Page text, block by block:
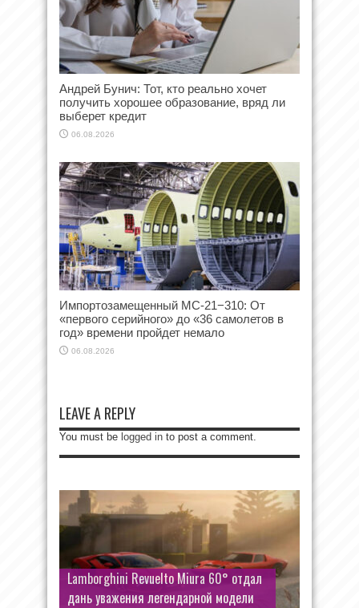
Андрей Бунич: Тот, кто реально хочет
получить хорошее образование, вряд ли
выберет кредит
06.08.2026
Импортозамещенный МС-21−310: От
«первого серийного» до «36 самолетов в
год» времени пройдет немало
06.08.2026
LEAVE A REPLY
You must be logged in to post a comment.
Lamborghini Revuelto Miura 60° отдал
дань уважения легендарной модели